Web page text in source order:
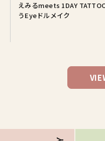
えみるmeets 1DAY
うEyeドルメイク